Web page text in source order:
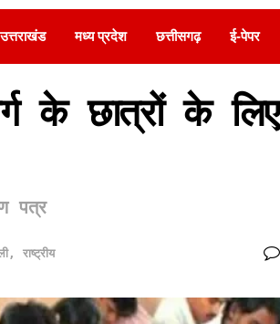
उत्तराखंड मध्य प्रदेश छत्तीसगढ़ ई-पेपर
के छात्रों के लिए
पत्र
, राष्ट्रीय